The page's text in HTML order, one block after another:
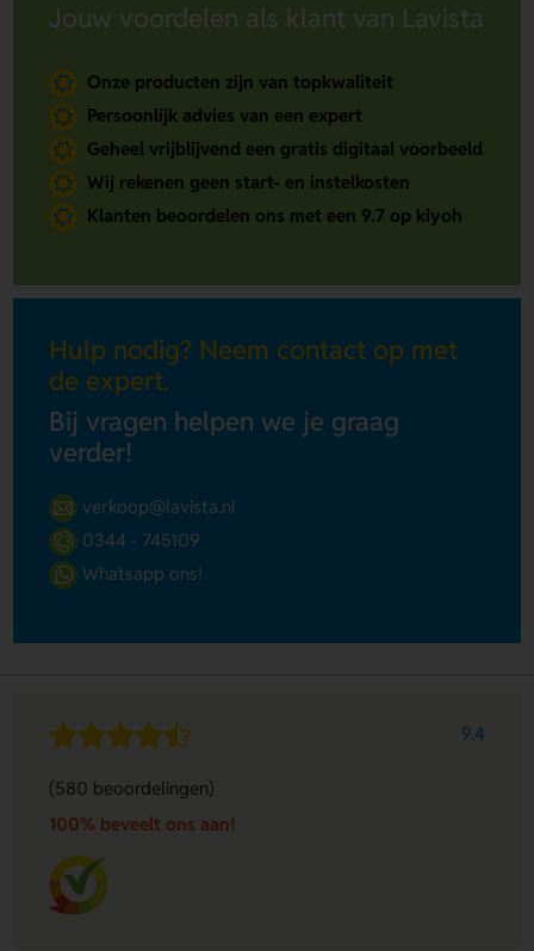
Jouw voordelen als klant van Lavista
Onze producten zijn van topkwaliteit
Persoonlijk advies van een expert
Geheel vrijblijvend een gratis digitaal voorbeeld
Wij rekenen geen start- en instelkosten
Klanten beoordelen ons met een 9.7 op kiyoh
Hulp nodig? Neem contact op met
de expert.
Bij vragen helpen we je graag
verder!
verkoop@lavista.nl
0344 - 745109
Whatsapp ons!
9.4
(580 beoordelingen)
100% beveelt ons aan!